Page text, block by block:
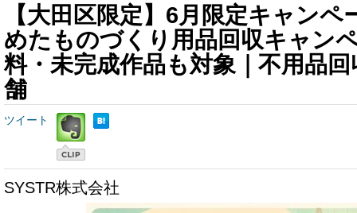
【大田区限定】6月限定キャンペ
めたものづくり用品回収キャン
料・未完成作品も対象｜不用品
舗
ツイート
SYSTR株式会社